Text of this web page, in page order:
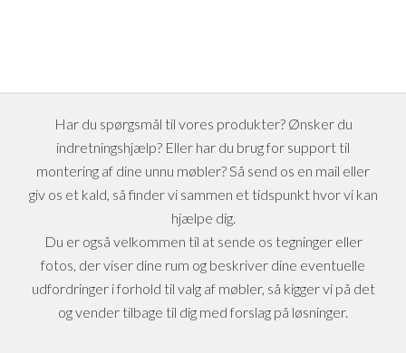
Har du spørgsmål til vores produkter? Ønsker du
indretningshjælp? Eller har du brug for support til
montering af dine unnu møbler? Så send os en mail eller
giv os et kald, så finder vi sammen et tidspunkt hvor vi kan
hjælpe dig.
Du er også velkommen til at sende os tegninger eller
fotos, der viser dine rum og beskriver dine eventuelle
udfordringer i forhold til valg af møbler, så kigger vi på det
og vender tilbage til dig med forslag på løsninger.